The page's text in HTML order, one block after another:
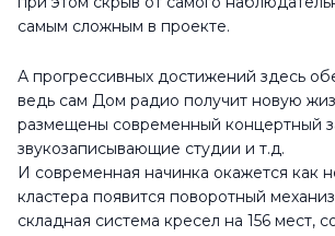
самым сложным в проекте.
А прогрессивных достижений здесь
ведь сам Дом радио получит новую
размещены современный концертный
звукозаписывающие студии и т.д.
И современная начинка окажется как
кластера появится поворотный
складная система кресел на 156 мест,